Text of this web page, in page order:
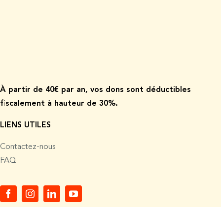
À partir de 40€ par an, vos dons sont déductibles
fiscalement à hauteur de 30%.
LIENS UTILES
Contactez-nous
FAQ